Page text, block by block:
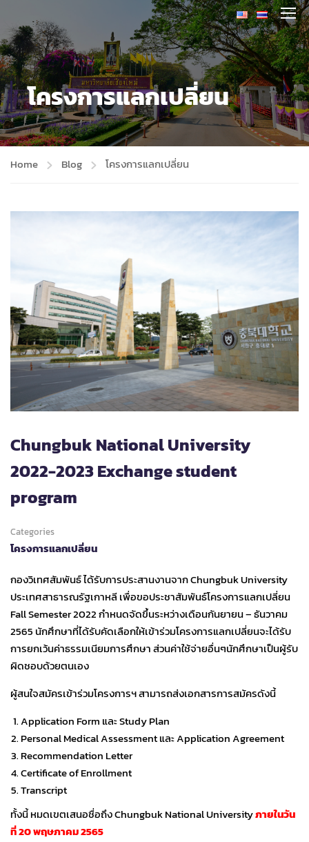
โครงการแลกเปลี่ยน
Home Blog โครงการแลกเปลี่ยน
Chungbuk National University
2022-2023 Exchange student
program
Categories
โครงการแลกเปลี่ยน
กองวิเทศสัมพันธ์ ได้รับการประสานงานจาก Chungbuk University
ประเทศสาธารณรัฐเกาหลี เพื่อขอประชาสัมพันธ์โครงการแลกเปลี่ยน
Fall Semester 2022 กำหนดจัดขึ้นระหว่างเดือนกันยายน – ธันวาคม
2565 นักศึกษาที่ได้รับคัดเลือกให้เข้าร่วมโครงการแลกเปลี่ยนจะได้รับ
การยกเว้นค่าธรรมเนียมการศึกษา ส่วนค่าใช้จ่ายอื่นๆนักศึกษาเป็นผู้รับ
ผิดชอบด้วยตนเอง
ผู้สนใจสมัครเข้าร่วมโครงการฯ สามารถส่งเอกสารการสมัครดังนี้
Application Form และ Study Plan
Personal Medical Assessment และ Application Agreement
Recommendation Letter
Certificate of Enrollment
Transcript
ทั้งนี้ หมดเขตเสนอชื่อถึง Chungbuk National Universityภายในวัน
ที่ 20 พฤษภาคม 2565